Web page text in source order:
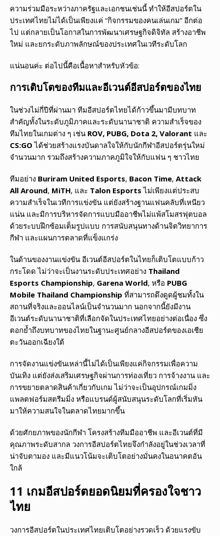
ความร่วมมือระหว่างภาครัฐและเอกชนเช่นนี้ ทำให้อีสปอร์ตใน
ประเทศไทยไม่ได้เป็นเพียงแค่ “กิจกรรมของคนเล่นเกม” อีกต่อ
ไป แต่กลายเป็นโอกาสในการพัฒนาเศรษฐกิจดิจิทัล สร้างอาชีพ
ใหม่ และยกระดับภาพลักษณ์ของประเทศในเวทีระดับโลก
แน่นอนค่ะ ต่อไปนี้คือเนื้อหาสำหรับหัวข้อ:
การเติบโตของทีมและอีเวนต์อีสปอร์ตของไทย
ในช่วงไม่กี่ปีที่ผ่านมา ทีมอีสปอร์ตไทยได้ก้าวขึ้นมามีบทบาท
สำคัญทั้งในระดับภูมิภาคและระดับนานาชาติ ความสำเร็จของ
ทีมไทยในเกมต่าง ๆ เช่น ROV, PUBG, Dota 2, Valorant และ
CS:GO ได้ช่วยสร้างแรงบันดาลใจให้กับนักกีฬาอีสปอร์ตรุ่นใหม่
จำนวนมาก รวมถึงสร้างความภาคภูมิใจให้กับแฟน ๆ ชาวไทย
ทีมอย่าง Buriram United Esports, Bacon Time, Attack
All Around, MiTH, และ Talon Esports ไม่เพียงแต่ประสบ
ความสำเร็จในเวทีการแข่งขัน แต่ยังสร้างฐานแฟนคลับที่เหนียว
แน่น และมีการบริหารจัดการแบบมืออาชีพไม่แพ้สโมสรฟุตบอล
ด้วยระบบฝึกซ้อมเต็มรูปแบบ การสนับสนุนทางด้านจิตวิทยาการ
กีฬา และแผนการตลาดที่แข็งแกร่ง
ในด้านของงานแข่งขัน อีเวนต์อีสปอร์ตในไทยก็เติบโตแบบก้าว
กระโดด ไม่ว่าจะเป็นงานระดับประเทศอย่าง Thailand
Esports Championship, Garena World, หรือ PUBG
Mobile Thailand Championship ที่สามารถดึงดูดผู้ชมทั้งใน
สถานที่จริงและออนไลน์เป็นจำนวนมาก นอกจากนี้ยังมีงาน
อีเวนต์ระดับนานาชาติที่เลือกจัดในประเทศไทยอย่างต่อเนื่อง ซึ่ง
ตอกย้ำถึงบทบาทของไทยในฐานะศูนย์กลางอีสปอร์ตของเอเชีย
ตะวันออกเฉียงใต้
การจัดงานแข่งขันเหล่านี้ไม่ได้เป็นเพียงแค่กิจกรรมเพื่อความ
บันเทิง แต่ยังส่งเสริมเศรษฐกิจผ่านการท่องเที่ยว การจ้างงาน และ
การขยายตลาดสินค้าเกี่ยวกับเกม ไม่ว่าจะเป็นอุปกรณ์เกมมิ่ง
แพลตฟอร์มสตรีมมิ่ง หรือแบรนด์ผู้สนับสนุนระดับโลกที่เริ่มหัน
มาให้ความสนใจในตลาดไทยมากขึ้น
ด้วยศักยภาพของนักกีฬา โครงสร้างทีมมืออาชีพ และอีเวนต์ที่มี
คุณภาพระดับสากล วงการอีสปอร์ตไทยจึงกำลังอยู่ในช่วงเวลาที่
น่าจับตามอง และมีแนวโน้มจะเติบโตอย่างมั่นคงในอนาคตอัน
ใกล้
11 เกมอีสปอร์ตยอดนิยมที่ครองใจชาว
ไทย
วงการอีสปอร์ตในประเทศไทยเติบโตอย่างรวดเร็ว ด้วยแรงขับ